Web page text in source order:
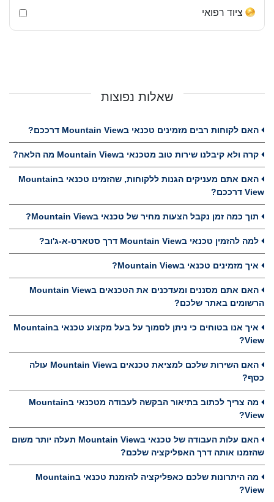
ציוד רפואי
שאלות נפוצות
האם לקוחות רבים מזמינים טכנאי בMountain View דרככם?
קרה ולא קיבלנו שירות טוב מטכנאי בMountain View מה הלאה?
האם אתם מעניקים הגנות ללקוחות, שהזמינו טכנאי בMountain
View דרככם?
תוך כמה זמן נקבל הצעות מחיר של טכנאי בMountain View?
למה להזמין טכנאי בMountain View דרך סטארט-א-ג'וב?
איך מזמינים טכנאי בMountain View?
האם אתם מסננים ומעדכנים את הטכנאים בMountain View
הרשומים באתר שלכם?
איך אנו בטוחים כי ניתן לסמוך על בעל מקצוע טכנאי בMountain
View?
האם השירות שלכם למציאת טכנאים בMountain View עולה
כסף?
מה צריך לכתוב בתיאור הבקשה לעבודה מטכנאי בMountain
View?
האם עלות העבודה של טכנאי בMountain View תעלה יותר משום
שהזמנו אותה דרך האפליקציה שלכם?
מה היתרונות שלכם כאפליקציה להזמנת טכנאי בMountain
View?